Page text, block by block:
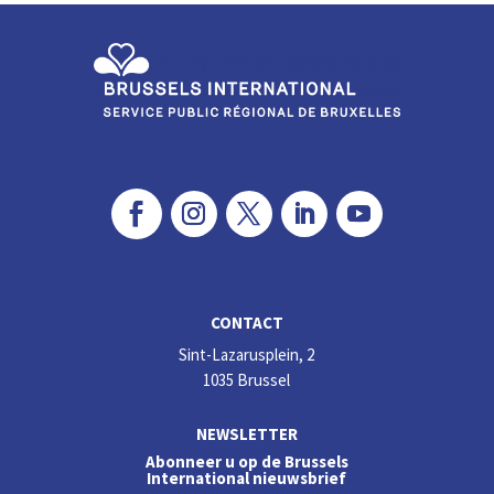
k
CONTACT
Sint-Lazarusplein, 2
1035 Brussel
NEWSLETTER
Abonneer u op de Brussels
International nieuwsbrief